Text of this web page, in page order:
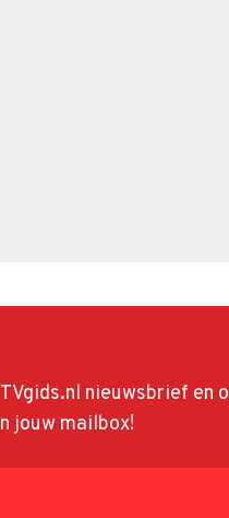
nieuwsbrief en
jouw mailbox!